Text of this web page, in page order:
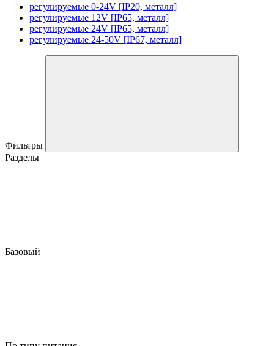
регулируемые 0-24V [IP20, металл]
регулируемые 12V [IP65, металл]
регулируемые 24V [IP65, металл]
регулируемые 24-50V [IP67, металл]
Фильтры
Разделы
Базовый